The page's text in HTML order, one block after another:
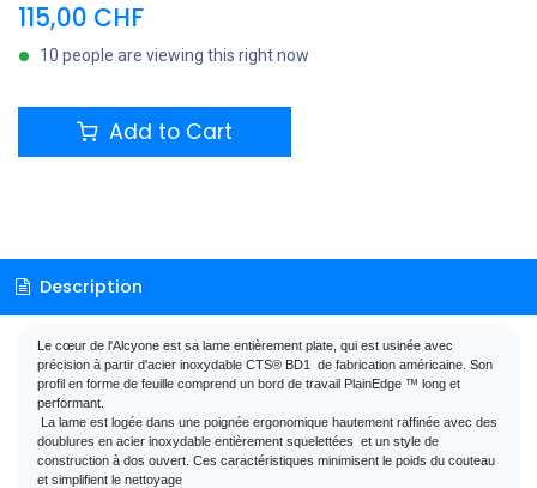
115,00 CHF
10 people are viewing this right now
Add to Cart
Description
Le cœur de l'Alcyone est sa lame entièrement plate, qui est usinée avec
précision à partir d'acier inoxydable CTS® BD1  de fabrication américaine. Son
profil en forme de feuille comprend un bord de travail PlainEdge ™ long et
performant.
doublures en acier inoxydable entièrement squelettées  et un style de
construction à dos ouvert. Ces caractéristiques minimisent le poids du couteau
et simplifient le nettoyage